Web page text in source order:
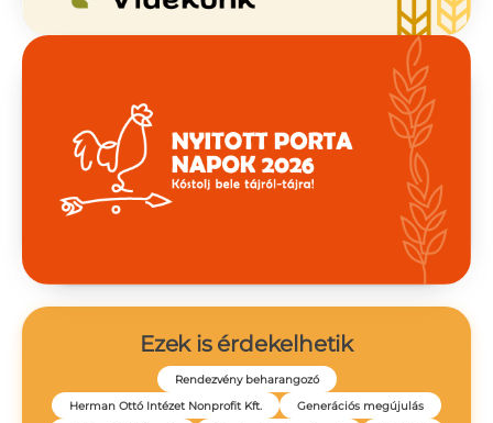
Ezek is érdekelhetik
Rendezvény beharangozó
Herman Ottó Intézet Nonprofit Kft.
Generációs megújulás